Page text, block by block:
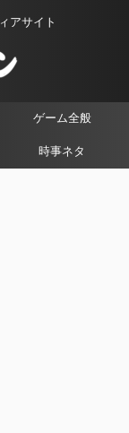
アサイト
ゲーム全般
時事ネタ